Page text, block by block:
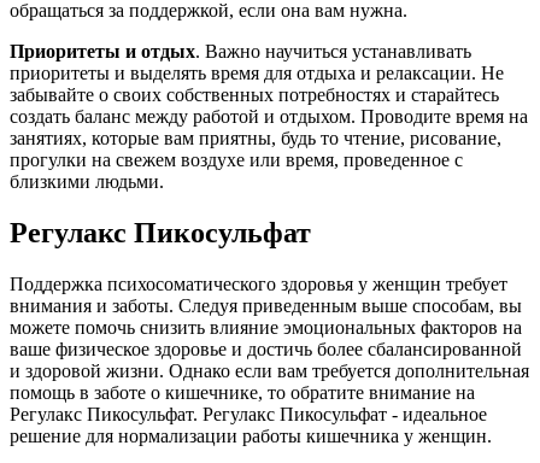
обращаться за поддержкой, если она вам нужна.
Приоритеты и отдых. Важно научиться устанавливать
приоритеты и выделять время для отдыха и релаксации. Не
забывайте о своих собственных потребностях и старайтесь
создать баланс между работой и отдыхом. Проводите время на
занятиях, которые вам приятны, будь то чтение, рисование,
прогулки на свежем воздухе или время, проведенное с
близкими людьми.
Регулакс Пикосульфат
Поддержка психосоматического здоровья у женщин требует
внимания и заботы. Следуя приведенным выше способам, вы
можете помочь снизить влияние эмоциональных факторов на
ваше физическое здоровье и достичь более сбалансированной
и здоровой жизни. Однако если вам требуется дополнительная
помощь в заботе о кишечнике, то обратите внимание на
Регулакс Пикосульфат. Регулакс Пикосульфат - идеальное
решение для нормализации работы кишечника у женщин.